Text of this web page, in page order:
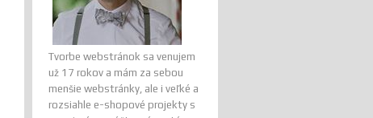
Tvorbe webstránok sa venujem
už 17 rokov a mám za sebou
menšie webstránky, ale i veľké a
rozsiahle e-shopové projekty s